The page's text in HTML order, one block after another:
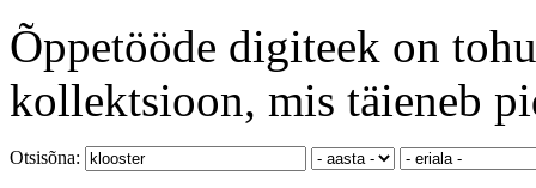
Õppetööde digiteek on
kollektsioon, mis täieneb
Otsisõna: